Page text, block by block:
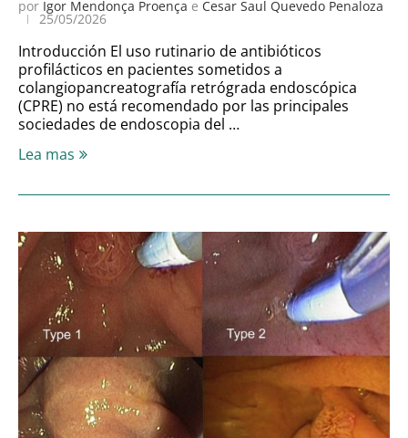
por Igor Mendonça Proença e Cesar Saul Quevedo Penaloza
25/05/2026
Introducción El uso rutinario de antibióticos
profilácticos en pacientes sometidos a
colangiopancreatografía retrógrada endoscópica
(CPRE) no está recomendado por las principales
sociedades de endoscopia del …
Lea mas